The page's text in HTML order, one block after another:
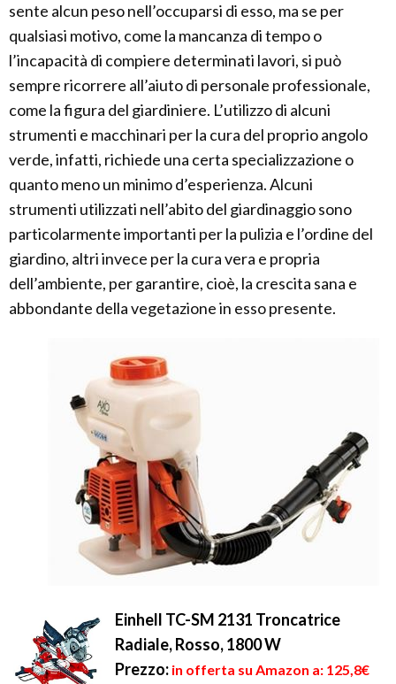
sente alcun peso nell’occuparsi di esso, ma se per
qualsiasi motivo, come la mancanza di tempo o
l’incapacità di compiere determinati lavori, si può
sempre ricorrere all’aiuto di personale professionale,
come la figura del giardiniere. L’utilizzo di alcuni
strumenti e macchinari per la cura del proprio angolo
verde, infatti, richiede una certa specializzazione o
quanto meno un minimo d’esperienza. Alcuni
strumenti utilizzati nell’abito del giardinaggio sono
particolarmente importanti per la pulizia e l’ordine del
giardino, altri invece per la cura vera e propria
dell’ambiente, per garantire, cioè, la crescita sana e
abbondante della vegetazione in esso presente.
Einhell TC-SM 2131 Troncatrice
Radiale, Rosso, 1800 W
Prezzo: in offerta su Amazon a: 125,8€